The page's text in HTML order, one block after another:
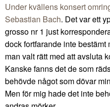
Under kvällens konsert
Sebastian Bach. Det var ett
grosso nr 1 just
dock fortfarande inte bestämt
man valt rätt med att avsluta
Kanske fanns det de som
behövde något som dövar
Men för mig hade det inte